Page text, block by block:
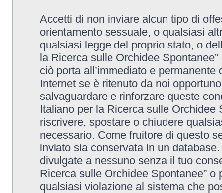
Accetti di non inviare alcun tipo di
orientamento sessuale, o qualsiasi
qualsiasi legge del proprio stato, o
la Ricerca sulle Orchidee
ciò porta all’immediato e
Internet se è ritenuto da noi
salvaguardare e rinforzare queste
Italiano per la Ricerca sulle Orchidee
riscrivere, spostare o chiudere
necessario. Come fruitore di questo
inviato sia conservata in un
divulgate a nessuno senza il tuo
Ricerca sulle Orchidee Spontanee”
qualsiasi violazione al sistema che